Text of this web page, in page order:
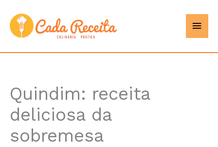
para
conteúdo
Quindim: receita
deliciosa da
sobremesa
hours